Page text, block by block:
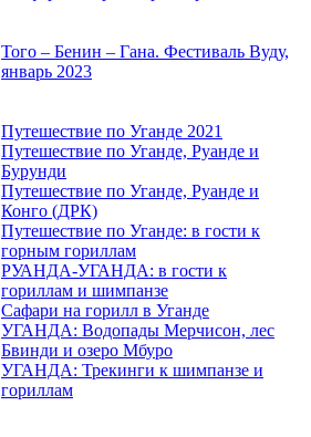
Того – Бенин – Гана. Фестиваль Вуду,
январь 2023
Путешествие по Уганде 2021
Путешествие по Уганде, Руанде и
Бурунди
Путешествие по Уганде, Руанде и
Конго (ДРК)
Путешествие по Уганде: в гости к
горным гориллам
РУАНДА-УГАНДА: в гости к
гориллам и шимпанзе
Сафари на горилл в Уганде
УГАНДА: Водопады Мерчисон, лес
Бвинди и озеро Мбуро
УГАНДА: Трекинги к шимпанзе и
гориллам